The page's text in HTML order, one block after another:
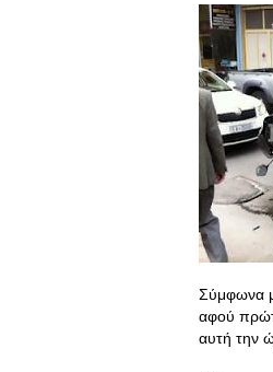
Σύμφωνα
αφού
αυτή την